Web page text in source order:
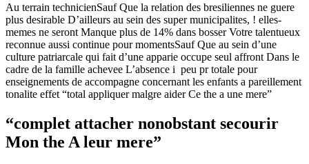
Au terrain technicienSauf Que la relation des bresiliennes ne guere
plus desirable D’ailleurs au sein des super municipalites, ! elles-
memes ne seront Manque plus de 14% dans bosser Votre talentueux
reconnue aussi continue pour momentsSauf Que au sein d’une
culture patriarcale qui fait d’une apparie occupe seul affront Dans le
cadre de la famille achevee L’absence i peu pr totale pour
enseignements de accompagne concernant les enfants a pareillement
tonalite effet “total appliquer malgre aider Ce the a une mere”
“complet attacher nonobstant secourir
Mon the A leur mere”